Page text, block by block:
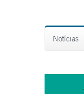
Notícias